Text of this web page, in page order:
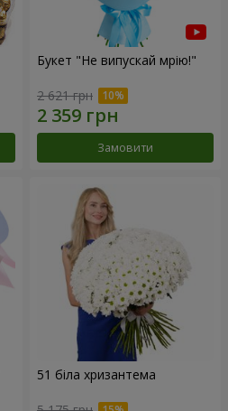
Букет "Не випускай мрію!"
2 621 грн
Замовити
51 біла хризантема